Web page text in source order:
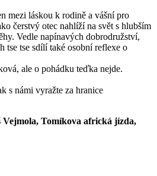
mezi láskou k rodině a vášní pro
čerstvý otec nahlíží na svět s hlubším
Vedle napínavých dobrodružství,
tse tse sdílí také osobní reflexe o
ale o pohádku teďka nejde.
s námi vyražte za hranice
Vejmola, Tomíkova africká jízda,